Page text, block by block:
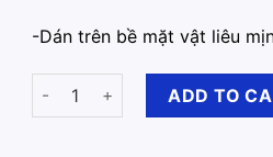
-Dán trên bề mặt vật liêu
Decal Giấy Dán Tường Hoàng
ADD TO